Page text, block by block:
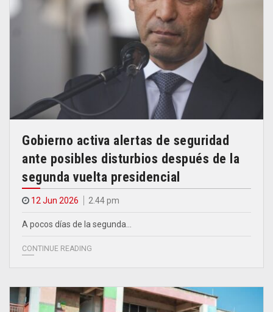
Gobierno activa alertas de seguridad
ante posibles disturbios después de la
segunda vuelta presidencial
12 Jun 2026 2.44 pm
A pocos días de la segunda…
CONTINUE READING